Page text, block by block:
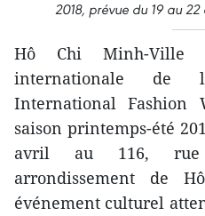
2018, prévue du 19 au
Hô Chi Minh-Ville
internationale de
International Fashion
saison printemps-été
avril au 116,
arrondissement de
événement culturel